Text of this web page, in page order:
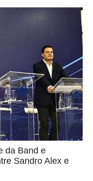
da Band e
Sandro Alex e